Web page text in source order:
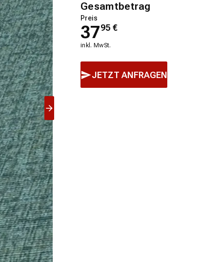
Gesamtbetrag
Preis
3795 €
inkl. MwSt.
JETZT ANFRAGEN